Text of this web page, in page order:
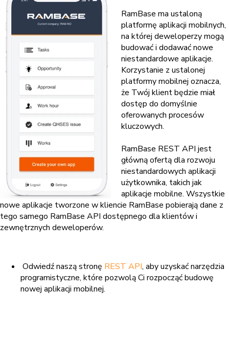
RamBase ma ustaloną
platformę aplikacji mobilnych,
na której deweloperzy mogą
budować i dodawać nowe
niestandardowe aplikacje.
Korzystanie z ustalonej
platformy mobilnej oznacza,
że Twój klient będzie miał
dostęp do domyślnie
oferowanych procesów
kluczowych.
RamBase REST API jest
główną ofertą dla rozwoju
niestandardowych aplikacji
użytkownika, takich jak
aplikacje mobilne. Wszystkie
nowe aplikacje tworzone w kliencie RamBase pobierają dane z
tego samego RamBase API dostępnego dla klientów i
zewnętrznych deweloperów.
Odwiedź naszą stronę REST API, aby uzyskać narzędzia
programistyczne, które pozwolą Ci rozpocząć budowę
nowej aplikacji mobilnej.